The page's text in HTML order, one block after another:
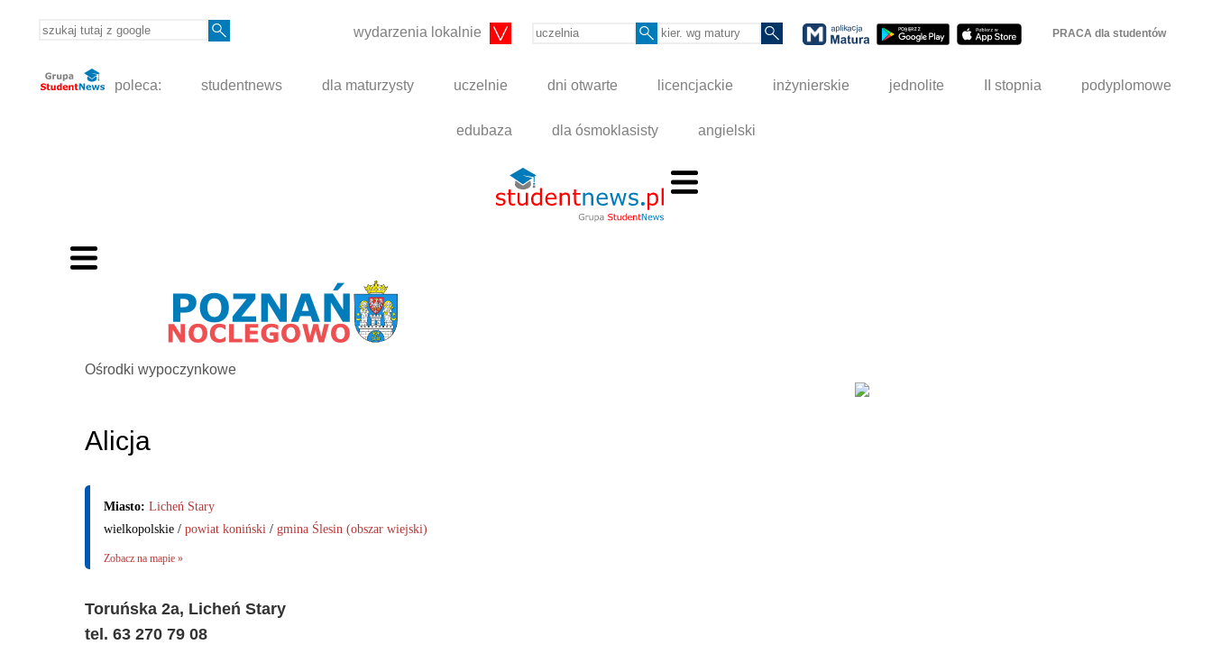
wydarzenia lokalnie PRACA dla studentów
poleca: studentnews dla maturzysty uczelnie dni otwarte licencjackie inżynierskie jednolite II stopnia podyplomowe
edubaza dla ósmoklasisty angielski
Ośrodki wypoczynkowe
Alicja
Miasto: Licheń Stary
wielkopolskie / powiat koniński / gmina Ślesin (obszar wiejski)
Zobacz na mapie »
Toruńska 2a, Licheń Stary
tel. 63 270 79 08